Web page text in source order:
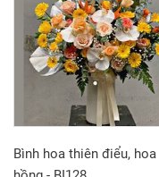
Bình hoa thiên điểu, hoa